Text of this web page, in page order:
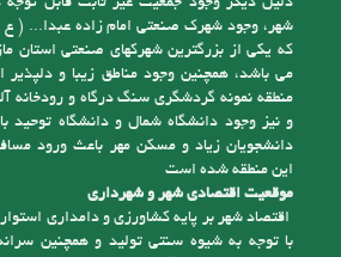
دلیل دیگر وجود جمعیت غیر ثابت قابل توجه
شهر، وجود شهرک صنعتی امام زاده عبدا... (
که یکی از بزرگترین شهرکهای صنعتی استان
می باشد، همچنین وجود مناطق زیبا و دلپذیر
منطقه نمونه گردشگری سنگ درگاه و رودخانه
و نیز وجود دانشگاه شمال و دانشگاه توحید
دانشجویان زیاد و مسکن مهر باعث ورود
این منطقه شده است
موقعیت اقتصادی شهر و شهرداری
اقتصاد شهر بر پایه کشاورزی و دامداری
با توجه به شیوه سنتی تولید و همچنین